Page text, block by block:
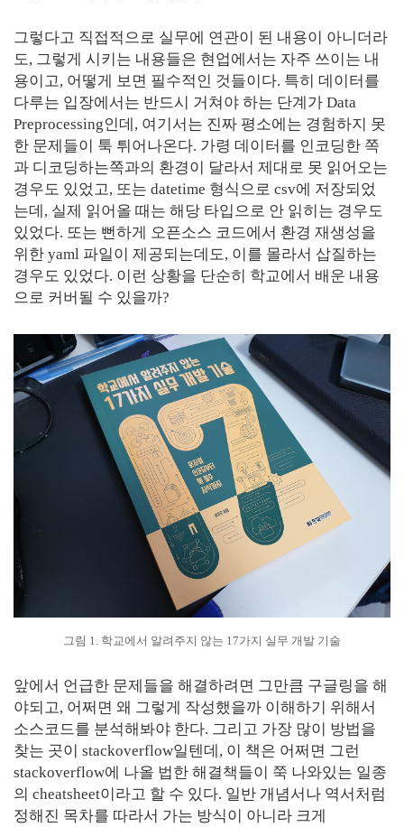
그렇다고 직접적으로 실무에 연관이 된 내용이 아니더라
도, 그렇게 시키는 내용들은 현업에서는 자주 쓰이는 내
용이고, 어떻게 보면 필수적인 것들이다. 특히 데이터를
다루는 입장에서는 반드시 거쳐야 하는 단계가 Data
Preprocessing인데, 여기서는 진짜 평소에는 경험하지 못
한 문제들이 툭 튀어나온다. 가령 데이터를 인코딩한 쪽
과 디코딩하는쪽과의 환경이 달라서 제대로 못 읽어오는
경우도 있었고, 또는 datetime 형식으로 csv에 저장되었
는데, 실제 읽어올 때는 해당 타입으로 안 읽히는 경우도
있었다. 또는 뻔하게 오픈소스 코드에서 환경 재생성을
위한 yaml 파일이 제공되는데도, 이를 몰라서 삽질하는
경우도 있었다. 이런 상황을 단순히 학교에서 배운 내용
으로 커버될 수 있을까?
그림 1. 학교에서 알려주지 않는 17가지 실무 개발 기술
앞에서 언급한 문제들을 해결하려면 그만큼 구글링을 해
야되고, 어쩌면 왜 그렇게 작성했을까 이해하기 위해서
소스코드를 분석해봐야 한다. 그리고 가장 많이 방법을
찾는 곳이 stackoverflow일텐데, 이 책은 어쩌면 그런
stackoverflow에 나올 법한 해결책들이 쭉 나와있는 일종
의 cheatsheet이라고 할 수 있다. 일반 개념서나 역서처럼
정해진 목차를 따라서 가는 방식이 아니라 크게